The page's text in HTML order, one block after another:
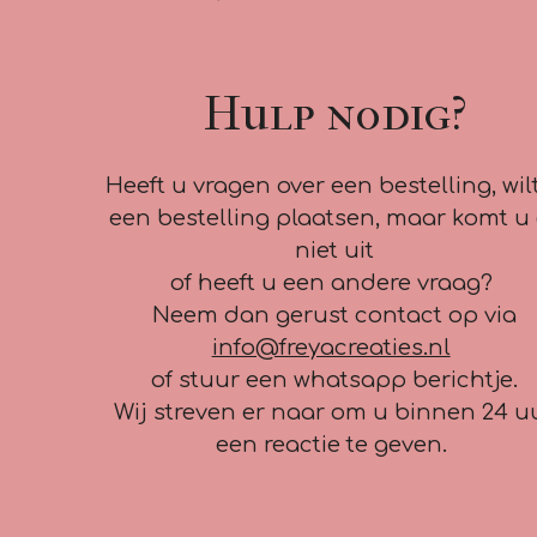
Hulp nodig?
Heeft u vragen over een bestelling,
een bestelling plaatsen, maar komt u
niet uit
of heeft u een andere vraag?
Neem dan gerust contact op via
info@freyacreaties.nl
of stuur een whatsapp berichtje.
Wij streven er naar om u binnen 24
een reactie te geven.